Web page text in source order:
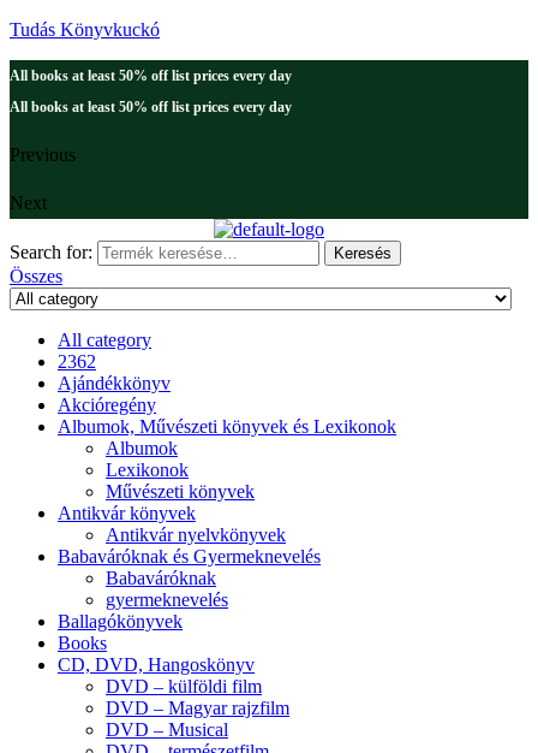
Tudás Könyvkuckó
All books at least 50% off list prices every day
All books at least 50% off list prices every day
Previous
Next
Search for: Keresés
Összes
All category
2362
Ajándékkönyv
Akcióregény
Albumok, Művészeti könyvek és Lexikonok
Albumok
Lexikonok
Művészeti könyvek
Antikvár könyvek
Antikvár nyelvkönyvek
Babaváróknak és Gyermeknevelés
Babaváróknak
gyermeknevelés
Ballagókönyvek
Books
CD, DVD, Hangoskönyv
DVD – külföldi film
DVD – Magyar rajzfilm
DVD – Musical